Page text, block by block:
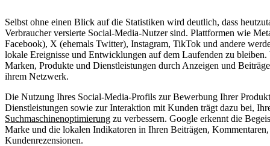
Selbst ohne einen Blick auf die Statistiken wird deutlich, dass
Verbraucher versierte Social-Media-Nutzer sind. Plattformen wie
Facebook), X (ehemals Twitter), Instagram, TikTok und andere
lokale Ereignisse und Entwicklungen auf dem Laufenden zu bleiben.
Marken, Produkte und Dienstleistungen durch Anzeigen und
ihrem Netzwerk.
Die Nutzung Ihres Social-Media-Profils zur Bewerbung Ihrer
Dienstleistungen sowie zur Interaktion mit Kunden trägt dazu bei,
Suchmaschinenoptimierung zu verbessern. Google erkennt die
Marke und die lokalen Indikatoren in Ihren Beiträgen,
Kundenrezensionen.